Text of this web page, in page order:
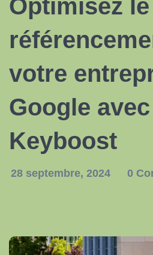
Optimisez le
votre
Google avec
Keyboost
28 septembre, 2024 0